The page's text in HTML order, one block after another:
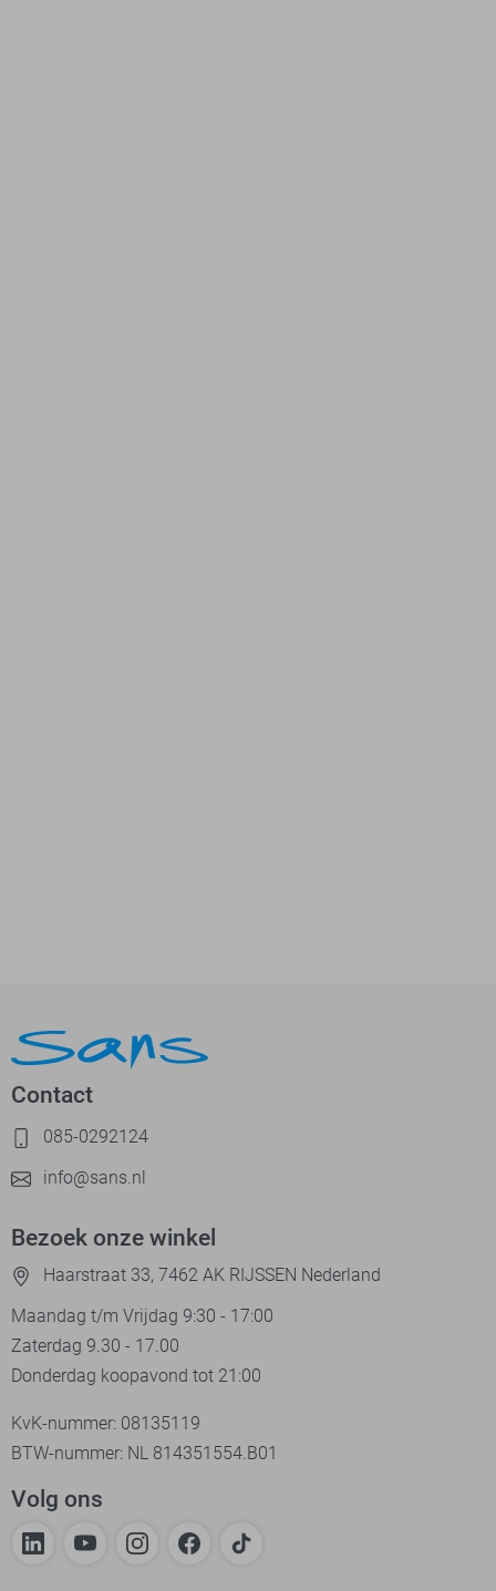
Contact
085-0292124
info@sans.nl
Bezoek onze winkel
Haarstraat 33, 7462 AK RIJSSEN Nederland
Maandag t/m Vrijdag 9:30 - 17:00
Zaterdag 9.30 - 17.00
Donderdag koopavond tot 21:00
KvK-nummer: 08135119
BTW-nummer: NL 814351554.B01
Volg ons